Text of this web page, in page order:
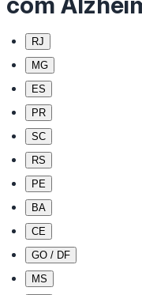
RJ
MG
ES
PR
SC
RS
PE
BA
CE
GO / DF
MS